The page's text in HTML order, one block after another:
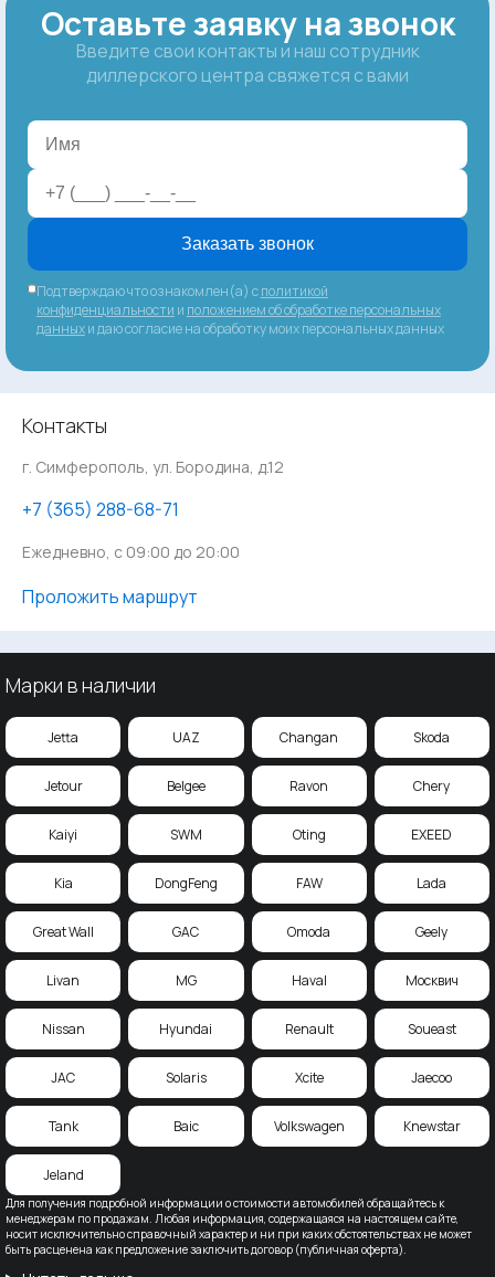
Оставьте заявку на звонок
Введите свои контакты и наш сотрудник
диллерского центра свяжется с вами
Заказать звонок
Подтверждаю что ознакомлен(а) сполитикой
конфиденциальности и положением об обработке персональных
данныхи даю согласие на обработку моих персональных данных
Контакты
г. Симферополь, ул. Бородина, д.12
‪+7 (365) 288-68-71
Ежедневно, с 09:00 до 20:00
Проложить маршрут
Для получения подробной информации о стоимости автомобилей обращайтесь к
менеджерам по продажам. Любая информация, содержащаяся на настоящем сайте,
носит исключительно справочный характер и ни при каких обстоятельствах не может
быть расценена как предложение заключить договор (публичная оферта).
Марки в наличии
Jetta UAZ Changan Skoda
Jetour Belgee Ravon Chery
Kaiyi SWM Oting EXEED
Kia DongFeng FAW Lada
Great Wall GAC Omoda Geely
Livan MG Haval Москвич
Nissan Hyundai Renault Soueast
JAC Solaris Xcite Jaecoo
Tank Baic Volkswagen Knewstar
Jeland